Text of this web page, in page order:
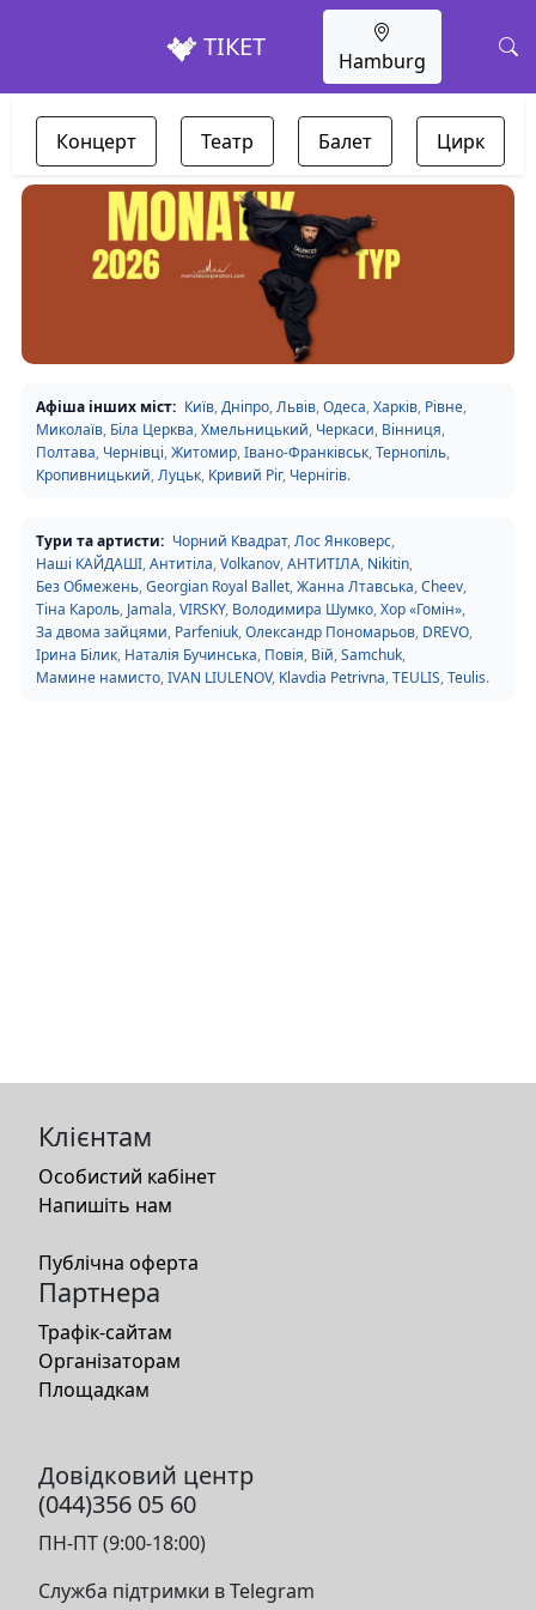
ТІКЕТ Hamburg
Концерт Театр Балет Цирк
Афіша інших міст: Київ,Дніпро,Львів,Одеса,Харків, Рівне,
Миколаїв, Біла Церква,Хмельницький, Черкаси, Вінниця,
Полтава, Чернівці,Житомир,Івано-Франківськ,Тернопіль,
Кропивницький,Луцьк, Кривий Ріг, Чернігів.
Тури та артисти: Чорний Квадрат,Лос Янковерс,
Наші КАЙДАШІ,Антитіла,Volkanov,АНТИТІЛА, Nikitin,
Без Обмежень,Georgian Royal Ballet,Жанна Лтавська,Cheev,
Тіна Кароль, Jamala,VIRSKY, Володимира Шумко,Хор «Гомін»,
За двома зайцями, Parfeniuk,Олександр Пономарьов, DREVO,
Ірина Білик, Наталія Бучинська, Повія, Вій,Samchuk,
Мамине намисто,IVAN LIULENOV, Klavdia Petrivna,TEULIS,Teulis.
Клієнтам
Особистий кабінет
Напишіть нам
Публічна оферта
Партнера
Трафік-сайтам
Організаторам
Площадкам
Довідковий центр
(044)356 05 60
ПН-ПТ (9:00-18:00)
Служба підтримки в Telegram